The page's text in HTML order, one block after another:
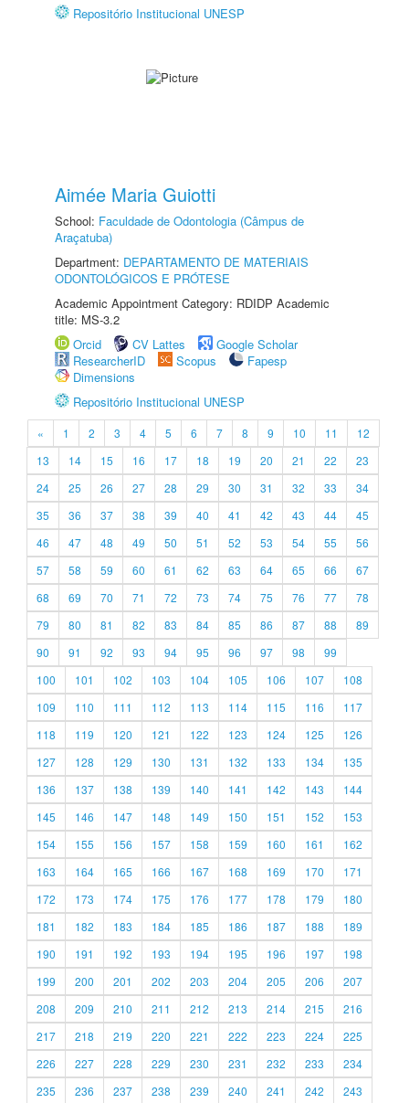
Repositório Institucional UNESP
Aimée Maria Guiotti
School: Faculdade de Odontologia (Câmpus de
Araçatuba)
Department: DEPARTAMENTO DE MATERIAIS
ODONTOLÓGICOS E PRÓTESE
Academic Appointment Category: RDIDP Academic
title: MS-3.2
Orcid
CV Lattes
Google Scholar
ResearcherID
Scopus
Fapesp
Dimensions
Repositório Institucional UNESP
« 1 2 3 4 5 6 7 8 9 10 11
12
13
14 15 16 17 18 19 20 21 22
23
24
25 26 27 28 29 30 31 32 33
34
35
36 37 38 39 40 41 42 43 44
45
46
47 48 49 50 51 52 53 54 55
56
57
58 59 60 61 62 63 64 65 66
67
68
69 70 71 72 73 74 75 76 77
78
79
80 81 82 83 84 85 86 87 88
89
90
91 92 93 94 95 96 97 98
99
100
101 102 103 104 105 106 107
108
109
110 111 112 113 114 115 116
117
118
119 120 121 122 123 124 125
126
127
128 129 130 131 132 133 134
135
136
137 138 139 140 141 142 143
144
145
146 147 148 149 150 151 152
153
154
155 156 157 158 159 160 161
162
163
164 165 166 167 168 169 170
171
172
173 174 175 176 177 178 179
180
181
182 183 184 185 186 187 188
189
190
191 192 193 194 195 196 197
198
199
200 201 202 203 204 205 206
207
208
209 210 211 212 213 214 215
216
217
218 219 220 221 222 223 224
225
226
227 228 229 230 231 232 233
234
235
236 237 238 239 240 241 242 243